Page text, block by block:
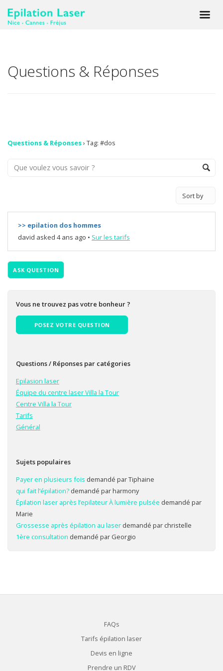
Questions & Réponses
Questions & Réponses› Tag: #dos
>> epilation dos hommes
david asked 4 ans ago • Sur les tarifs
ASK QUESTION
Vous ne trouvez pas votre bonheur ?
POSEZ VOTRE QUESTION
Questions / Réponses par catégories
Epilasion laser
Équipe du centre laser Villa la Tour
Centre Villa la Tour
Tarifs
Général
Sujets populaires
Payer en plusieurs fois demandé par Tiphaine
qui fait l’épilation?demandé par harmony
Épilation laser après l’epilateur À lumière pulsée demandé par
Marie
Grossesse après épilation au laserdemandé par christelle
1ère consultation demandé par Georgio
FAQs
Tarifs épilation laser
Devis en ligne
Prendre un RDV